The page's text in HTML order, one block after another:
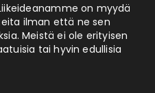
on myydä
ilman että ne sen
Meistä ei ole erityisen
tai hyvin edullisia